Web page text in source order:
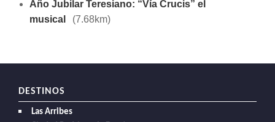
Año Jubilar Teresiano: “Vía Crucis” el
musical
(7.68km)
DESTINOS
Las Arribes